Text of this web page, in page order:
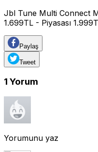
Jbl Tune Multi Connect
1.699TL - Piyasası
Paylaş
Tweet
1 Yorum
Yorumunu yaz